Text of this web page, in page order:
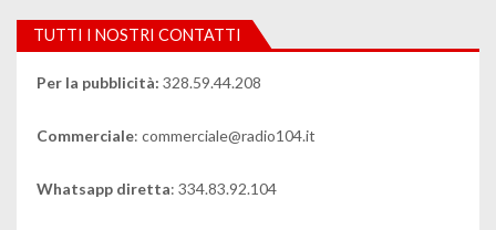
TUTTI I NOSTRI CONTATTI
Per la pubblicità: 328.59.44.208
Commerciale: commerciale@radio104.it
Whatsapp diretta: 334.83.92.104